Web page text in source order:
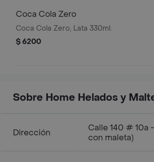
Coca Cola Zero
Coca Cola Zero, Lata 330ml.
$ 6200
Sobre Home Helados y
Dirección
Calle 140 # 10a
con maleta)